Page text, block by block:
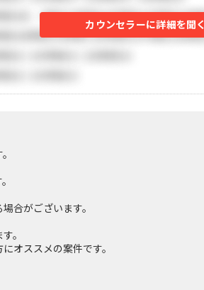
カウンセラーに詳細を聞く
合がございます。
。
オススメの案件です。